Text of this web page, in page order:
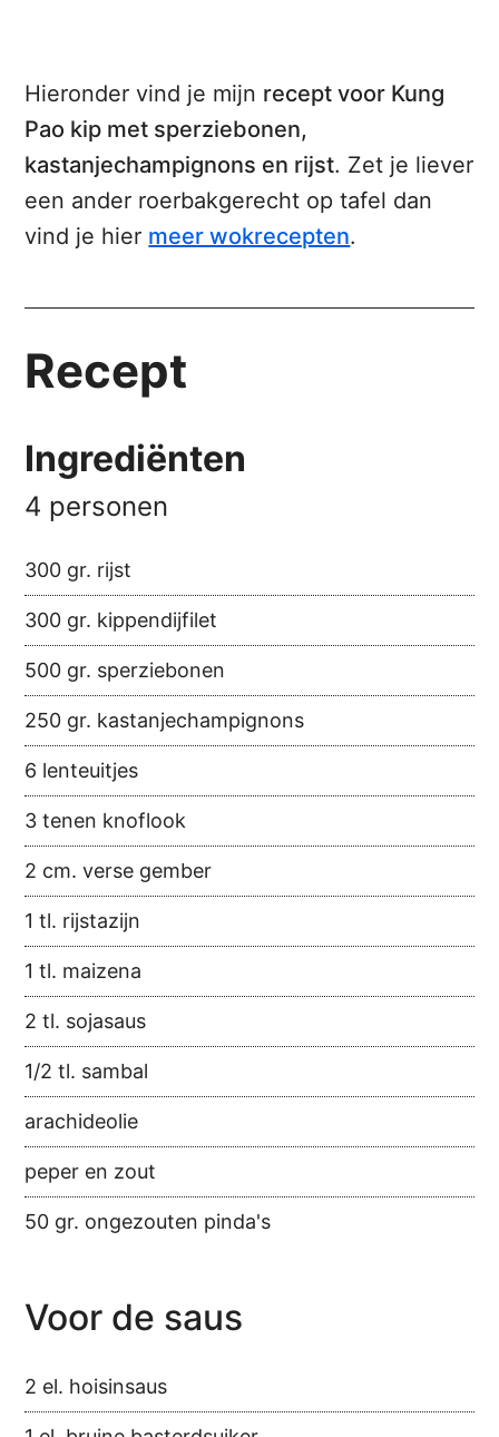
Hieronder vind je mijn recept voor Kung
Pao kip met sperziebonen,
kastanjechampignons en rijst. Zet je liever
een ander roerbakgerecht op tafel dan
vind je hier meer wokrecepten.
Recept
Ingrediënten
4 personen
300 gr. rijst
300 gr. kippendijfilet
500 gr. sperziebonen
250 gr. kastanjechampignons
6 lenteuitjes
3 tenen knoflook
2 cm. verse gember
1 tl. rijstazijn
1 tl. maizena
2 tl. sojasaus
1/2 tl. sambal
arachideolie
peper en zout
50 gr. ongezouten pinda's
Voor de saus
2 el. hoisinsaus